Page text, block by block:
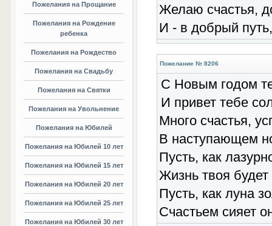
Пожелания на Прощание
Пожелания на Рождение
ребенка
Пожелания на Рождество
Пожелания на Свадьбу
Пожелания на Святки
Пожелания на Увольнение
Пожелания на Юбилей
Пожелания на Юбилей 10 лет
Пожелания на Юбилей 15 лет
Пожелания на Юбилей 20 лет
Пожелания на Юбилей 25 лет
Пожелания на Юбилей 30 лет
Желаю счастья,
И - в добрый
Пожелание № 8206
С Новым годом
И привет тебе
Много счастья,
В наступающем
Пусть, как
Жизнь твоя будет
Пусть, как луна
Счастьем сияет